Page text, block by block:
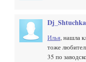
Dj_Shtuchka
Илья, нашла
тоже
35 по